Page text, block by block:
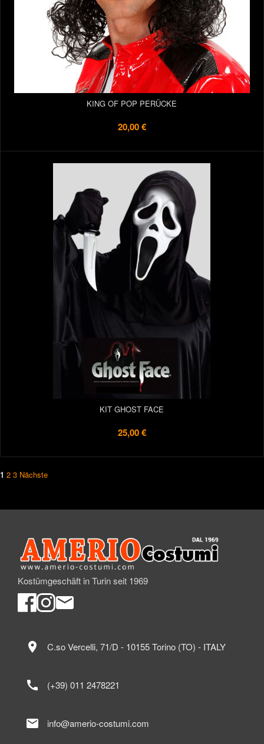
KING OF POP PERÜCKE
20,00 €
KIT GHOST FACE
25,00 €
1 2 3 Nächste
Kostümgeschäft in Turin seit 1969
location_on C.so Vercelli, 71/D - 10155 Torino (TO) - ITALY
call (+39) 011 2478221
mail info@amerio-costumi.com